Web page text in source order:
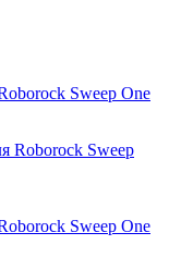
Sweep One
Sweep One